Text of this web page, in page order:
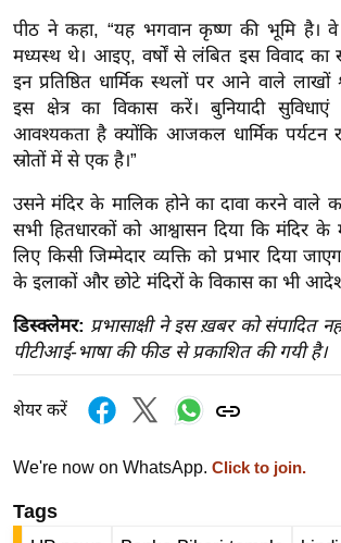
त
ऑ
टो
व
र्ल्ड
न्यू
ज
ब्री
फ
म
नो
रं
ज
न
ग
बॉ
पीठ ने कहा, “यह भगवान कृष्ण की भूमि है। वे
मध्यस्थ थे। आइए, वर्षों से लंबित इस विवाद का
इन प्रतिष्ठित धार्मिक स्थलों पर आने वाले
इस क्षेत्र का विकास करें। बुनियादी
आवश्यकता है क्योंकि आजकल धार्मिक
स्रोतों में से एक है।”
उसने मंदिर के मालिक होने का दावा करने वाले
सभी हितधारकों को आश्वासन दिया कि मंदिर
लिए किसी जिम्मेदार व्यक्ति को प्रभार दिया
के इलाकों और छोटे मंदिरों के विकास का भी आदेश
डिस्क्लेमर: प्रभासाक्षी ने इस ख़बर को संपादित
पीटीआई-भाषा की फीड से प्रकाशित की गयी है।
शेयर करें
We're now on WhatsApp. Click to join.
Tags